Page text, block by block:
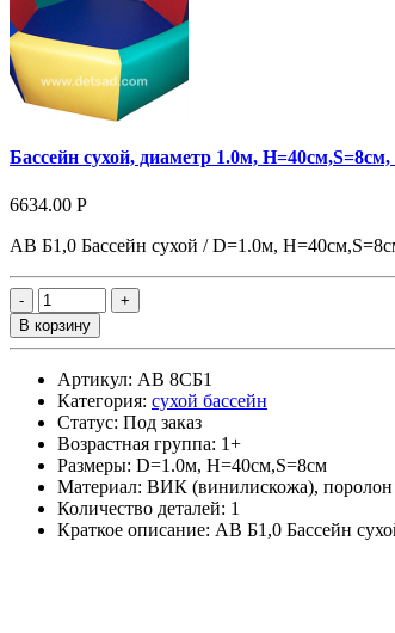
Бассейн сухой, диаметр 1.0м,
6634.00 Р
АВ Б1,0 Бассейн сухой / D=1.0м,
В корзину
Артикул: АВ 8СБ1
Категория: сухой бассейн
Статус: Под заказ
Возрастная группа: 1+
Размеры: D=1.0м, H=40см,S=8см
Материал: ВИК (винилискожа), поролон
Количество деталей: 1
Краткое описание: АВ Б1,0 Бассейн